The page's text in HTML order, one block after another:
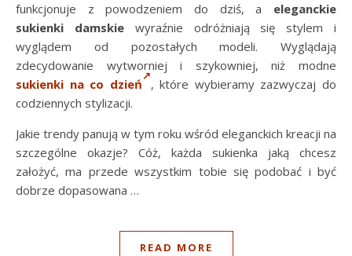
funkcjonuje z powodzeniem do dziś, a eleganckie
sukienki damskiewyraźnie odróżniają się stylem i
wyglądem od pozostałych modeli. Wyglądają
zdecydowanie wytworniej i szykowniej, niż modne
sukienki na co dzień
, które wybieramy zazwyczaj do
codziennych stylizacji.
Jakie trendy panują w tym roku wśród eleganckich kreacji na
szczególne okazje? Cóż, każda sukienka jaką chcesz
założyć, ma przede wszystkim tobie się podobać i być
dobrze dopasowana …
READ MORE